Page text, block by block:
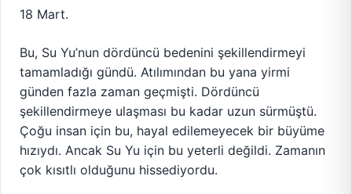
18 Mart.
Bu, Su Yu’nun dördüncü bedenini şekillendirmeyi
tamamladığı gündü. Atılımından bu yana yirmi
günden fazla zaman geçmişti. Dördüncü
şekillendirmeye ulaşması bu kadar uzun sürmüştü.
Çoğu insan için bu, hayal edilemeyecek bir büyüme
hızıydı. Ancak Su Yu için bu yeterli değildi. Zamanın
çok kısıtlı olduğunu hissediyordu.